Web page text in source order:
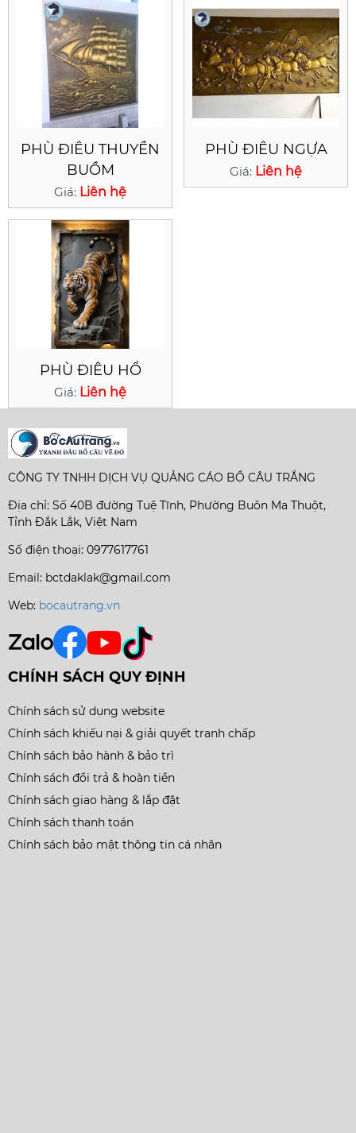
PHÙ ĐIÊU THUYỀN
BUỒM
Giá: Liên hệ
PHÙ ĐIÊU NGỰA
Giá: Liên hệ
PHÙ ĐIÊU HỔ
Giá: Liên hệ
CÔNG TY TNHH DỊCH VỤ QUẢNG CÁO BỒ CÂU TRẮNG
Địa chỉ: Số 40B đường Tuệ Tĩnh, Phường Buôn Ma Thuột,
Tỉnh Đắk Lắk, Việt Nam
Số điện thoại: 0977617761
Email: bctdaklak@gmail.com
Web: bocautrang.vn
CHÍNH SÁCH QUY ĐỊNH
Chính sách sử dụng website
Chính sách khiếu nại & giải quyết tranh chấp
Chính sách bảo hành & bảo trì
Chính sách đổi trả & hoàn tiền
Chính sách giao hàng & lắp đặt
Chính sách thanh toán
Chính sách bảo mật thông tin cá nhân